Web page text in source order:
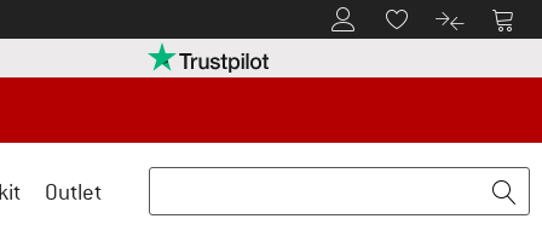
Tästä asiakastililleTästä toivelistalle.
Tästä
palautusoikeuteen täältä Avautuu tietokentässäMeillä on Trustpilot -sertifiointi - lue
Outlet